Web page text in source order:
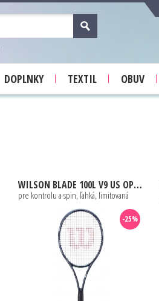
DOPLNKY TEXTIL OBUV
WILSON BLADE 100L V9 US OPEN 2025
pre kontrolu a spin, ľahká, limitovaná
-25%